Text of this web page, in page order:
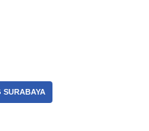
SURABAYA